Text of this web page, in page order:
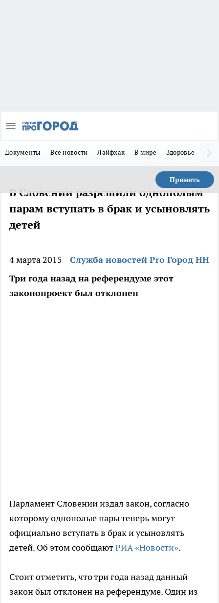
Документы Все новости Лайфхак В мире Здоровье
Принять
В Словении разрешили однополым
парам вступать в брак и усыновлять
детей
4 марта 2015
Служба новостей Pro Город НН
Три года назад на референдуме этот
законопроект был отклонен
Парламент Словении издал закон, согласно
которому однополые пары теперь могут
официально вступать в брак и усыновлять
детей. Об этом сообщаютРИА «Новости».
Стоит отметить, что три года назад данный
закон был отклонен на референдуме. Один из